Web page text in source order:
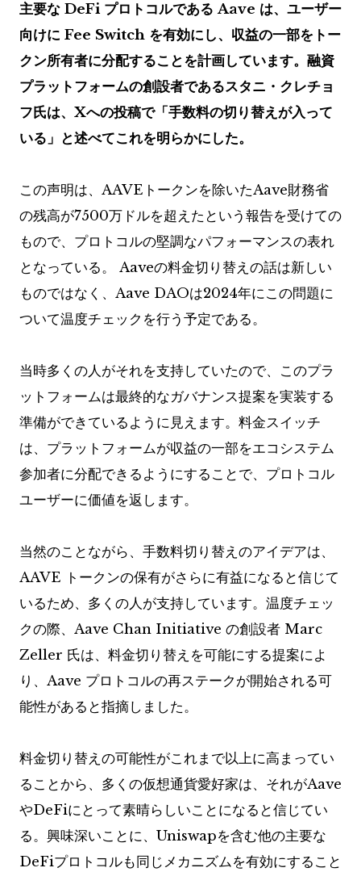
主要な DeFi プロトコルである Aave は、ユーザー
向けに Fee Switch を有効にし、収益の一部をトー
クン所有者に分配することを計画しています。融資
プラットフォームの創設者であるスタニ・クレチョ
フ氏は、Xへの投稿で「手数料の切り替えが入って
いる」と述べてこれを明らかにした。
この声明は、AAVEトークンを除いたAave財務省
の残高が7500万ドルを超えたという報告を受けての
もので、プロトコルの堅調なパフォーマンスの表れ
となっている。 Aaveの料金切り替えの話は新しい
ものではなく、Aave DAOは2024年にこの問題に
ついて温度チェックを行う予定である。
当時多くの人がそれを支持していたので、このプラ
ットフォームは最終的なガバナンス提案を実装する
準備ができているように見えます。料金スイッチ
は、プラットフォームが収益の一部をエコシステム
参加者に分配できるようにすることで、プロトコル
ユーザーに価値を返します。
当然のことながら、手数料切り替えのアイデアは、
AAVE トークンの保有がさらに有益になると信じて
いるため、多くの人が支持しています。温度チェッ
クの際、Aave Chan Initiative の創設者 Marc
Zeller 氏は、料金切り替えを可能にする提案によ
り、Aave プロトコルの再ステークが開始される可
能性があると指摘しました。
料金切り替えの可能性がこれまで以上に高まってい
ることから、多くの仮想通貨愛好家は、それがAave
やDeFiにとって素晴らしいことになると信じてい
る。興味深いことに、Uniswapを含む他の主要な
DeFiプロトコルも同じメカニズムを有効にすること